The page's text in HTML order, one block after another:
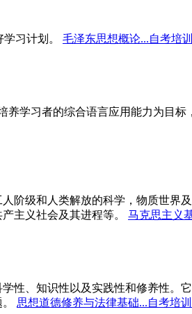
习计划。 毛泽东思想概论...自考培训
学习者的综合语言应用能力为目
级和人类解放的科学，物质世界
主义社会及其进程等。
马克思主义
性、知识性以及实践性和修养性。
思想道德修养与法律基础...自考培训